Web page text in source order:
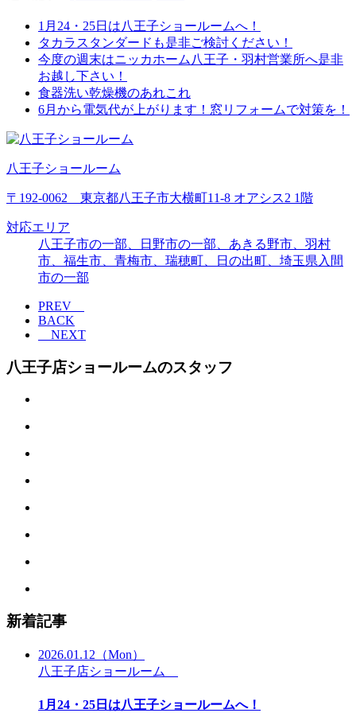
1月24・25日は八王子ショールームへ！
タカラスタンダードも是非ご検討ください！
今度の週末はニッカホーム八王子・羽村営業所へ是非
お越し下さい！
食器洗い乾燥機のあれこれ
6月から電気代が上がります！窓リフォームで対策を！
八王子ショールーム
〒192-0062 東京都八王子市大横町11-8 オアシス2 1階
対応エリア
八王子市の一部、日野市の一部、あきる野市、羽村
市、福生市、青梅市、瑞穂町、日の出町、埼玉県入間
市の一部
PREV
BACK
NEXT
八王子店ショールームのスタッフ
新着記事
2026.01.12 （Mon）
八王子店ショールーム
1月24・25日は八王子ショールームへ！